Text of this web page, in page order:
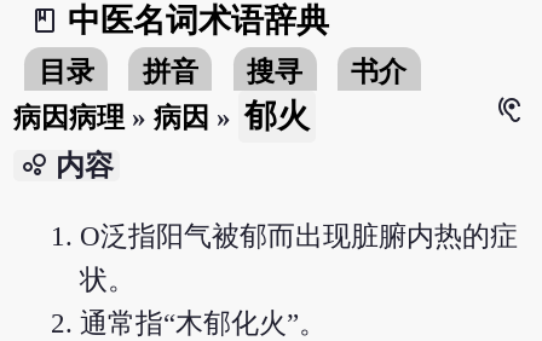
book_2
中医名词术语辞典
目录 拼音 搜寻
书介
病因病理 »病因 » 郁火
hearing
bubble_chart 内容
O泛指阳气被郁而出现脏腑内热的症
状。
通常指“木郁化火”。